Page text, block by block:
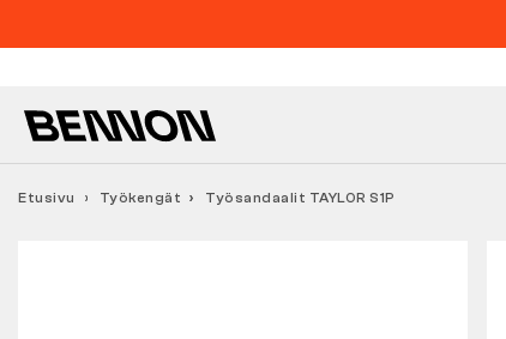
Etusivu Työkengät Työsandaalit TAYLOR S1P